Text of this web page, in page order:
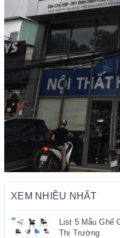
XEM NHIỀU NHẤT
List 5 Mẫu Ghế
Thị Trường